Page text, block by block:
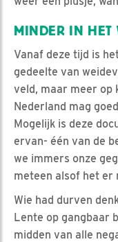
MINDER IN HET
Vanaf deze tijd is
gedeelte van
veld, maar meer op
Nederland mag
Mogelijk is deze
ervan- één van de
we immers onze
meteen alsof het er
Wie had durven
Lente op gangbaar
midden van alle